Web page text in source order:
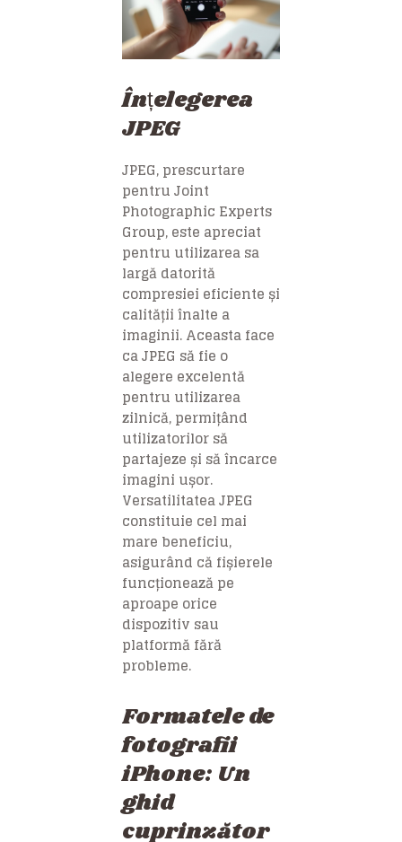
Înțelegerea
JPEG
JPEG, prescurtare
pentru Joint
Photographic Experts
Group, este apreciat
pentru utilizarea sa
largă datorită
compresiei eficiente și
calității înalte a
imaginii. Aceasta face
ca JPEG să fie o
alegere excelentă
pentru utilizarea
zilnică, permițând
utilizatorilor să
partajeze și să încarce
imagini ușor.
Versatilitatea JPEG
constituie cel mai
mare beneficiu,
asigurând că fișierele
funcționează pe
aproape orice
dispozitiv sau
platformă fără
probleme.
Formatele de
fotografii
iPhone: Un
ghid
cuprinzător